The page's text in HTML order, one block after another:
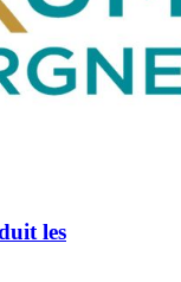
les